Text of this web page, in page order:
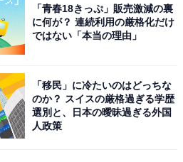
県小美玉市上吉影58-1
「茨城空港北IC」より車で約
乗車、「上吉影中央」バス停
「青春18きっぷ」販売激減の裏
に何が？ 連続利用の厳格化だけ
ではない「本当の理由」
「移民」に冷たいのはどっちな
のか？ スイスの厳格過ぎる学歴
選別と、日本の曖昧過ぎる外国
人政策